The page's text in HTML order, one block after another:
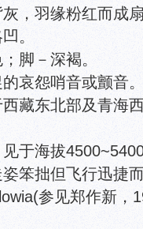
，羽缘粉红而成
。
脚－深褐。
哀怨哨音或颤音
藏东北部及青海
于海拔
笨拙但飞行迅捷
参见郑作新，